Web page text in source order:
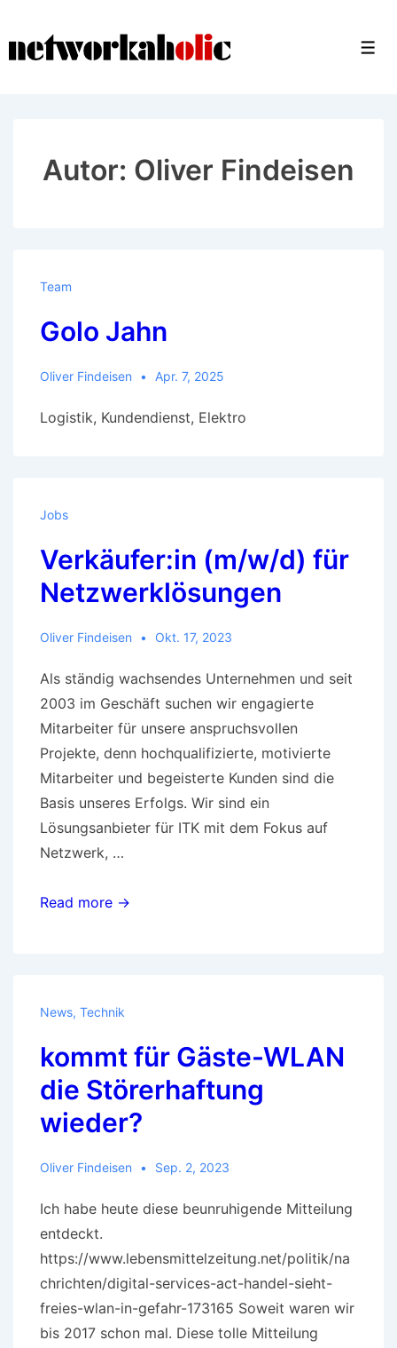
Zum
Inhalt
Autor: Oliver Findeisen
Team
Golo Jahn
Oliver Findeisen Apr. 7, 2025
Logistik, Kundendienst, Elektro
Jobs
Verkäufer:in (m/w/d) für
Netzwerklösungen
Oliver Findeisen Okt. 17, 2023
Als ständig wachsendes Unternehmen und seit
2003 im Geschäft suchen wir engagierte
Mitarbeiter für unsere anspruchsvollen
Projekte, denn hochqualifizierte, motivierte
Mitarbeiter und begeisterte Kunden sind die
Basis unseres Erfolgs. Wir sind ein
Lösungsanbieter für ITK mit dem Fokus auf
Netzwerk, …
Verkäufer:in
Read more →
News, Technik
kommt für Gäste-WLAN
die Störerhaftung
wieder?
Oliver Findeisen Sep. 2, 2023
Ich habe heute diese beunruhigende Mitteilung
entdeckt.
https://www.lebensmittelzeitung.net/politik/na
chrichten/digital-services-act-handel-sieht-
freies-wlan-in-gefahr-173165 Soweit waren wir
bis 2017 schon mal. Diese tolle Mitteilung